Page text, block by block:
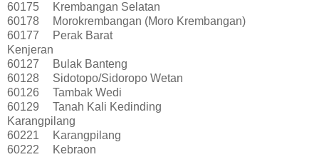
60175
Krembangan Selatan
60178
Morokrembangan (Moro Krembangan)
60177
Perak Barat
Kenjeran
60127
Bulak Banteng
60128
Sidotopo/Sidoropo Wetan
60126
Tambak Wedi
60129
Tanah Kali Kedinding
Karangpilang
60221
Karangpilang
60222
Kebraon